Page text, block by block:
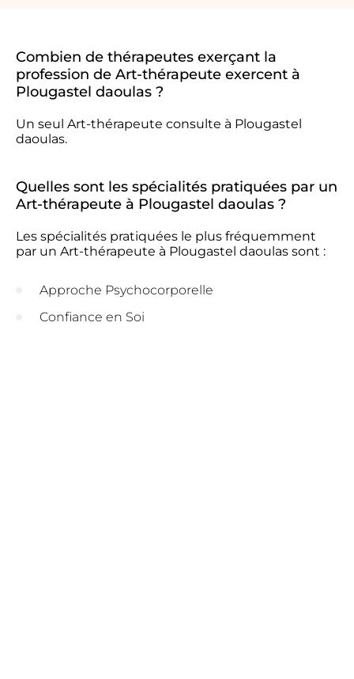
Combien de thérapeutes exerçant la
profession de Art-thérapeute exercent à
Plougastel daoulas ?
Un seul Art-thérapeute consulte à Plougastel
daoulas.
Quelles sont les spécialités pratiquées par un
Art-thérapeute à Plougastel daoulas ?
Les spécialités pratiquées le plus fréquemment
par un Art-thérapeute à Plougastel daoulas sont :
Approche Psychocorporelle
Confiance en Soi